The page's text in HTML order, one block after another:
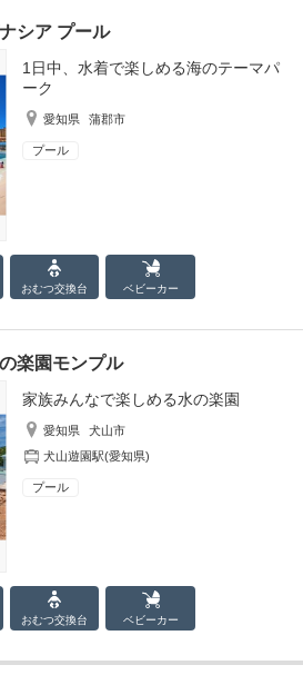
シア プール
1日中、水着で楽しめる海のテーマパ
ーク
愛知県 蒲郡市
プール
おむつ交換台 ベビーカー
楽園モンプル
家族みんなで楽しめる水の楽園
愛知県
犬山市
犬山遊園駅(愛知県)
プール
おむつ交換台 ベビーカー